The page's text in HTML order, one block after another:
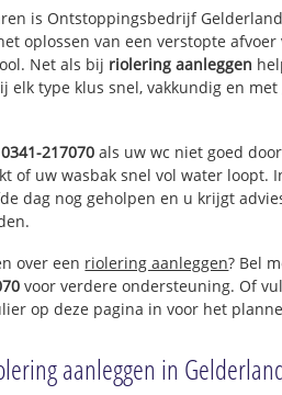
Het Loo
Stadscentrum-Noord
De Pas-Noord
De Pas-Zuid
Schrijvers en
Wiltinksbrug
Overstegen-West
Wonninkhage
Wassinkbrink-Zuidoost
Doetinchem
Schöneveld-Zuid
Schöneveld-Noord
is Ontstoppingsbedrijf
oplossen van een verstopte afvoer
Net als bij riolering aanleggen
elk type klus snel, vakkundig en
217070 als uw wc niet goed
of uw wasbak snel vol water loopt.
dag nog geholpen en u krijgt
over een riolering aanleggen? Bel
voor verdere ondersteuning. Of
op deze pagina in voor het
aanleggen in